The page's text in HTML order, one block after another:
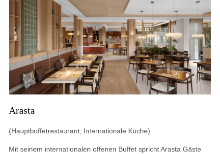
Arasta
(Hauptbuffetrestaurant, Internationale Küche)
Mit seinem internationalen offenen Buffet spricht Arasta Gäste